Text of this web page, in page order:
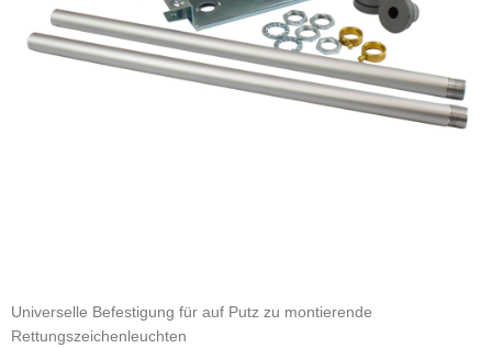
Universelle Befestigung für auf Putz zu montierende
Rettungszeichenleuchten